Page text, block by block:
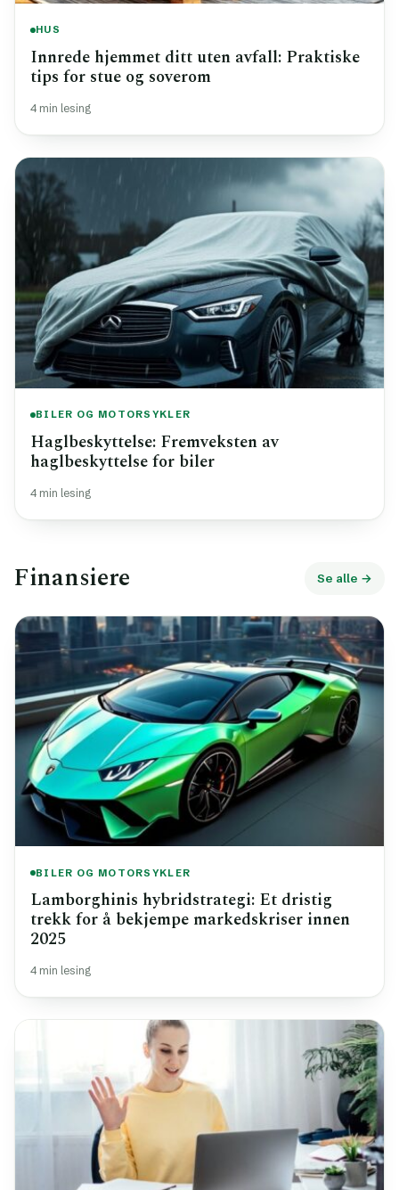
HUS
Innrede hjemmet ditt uten avfall: Praktiske
tips for stue og soverom
4 min lesing
BILER OG MOTORSYKLER
Haglbeskyttelse: Fremveksten av
haglbeskyttelse for biler
4 min lesing
Finansiere Se alle →
BILER OG MOTORSYKLER
Lamborghinis hybridstrategi: Et dristig
trekk for å bekjempe markedskriser innen
2025
4 min lesing